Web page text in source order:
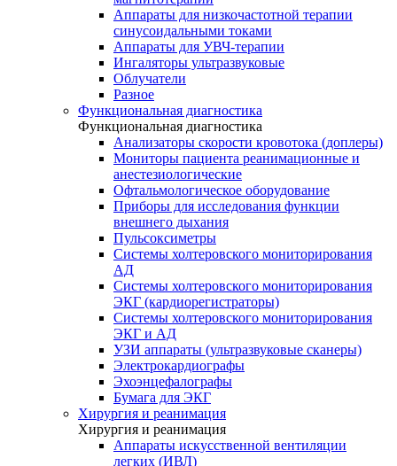
Аппараты для низкочастотной терапии
синусоидальными токами
Аппараты для УВЧ-терапии
Ингаляторы ультразвуковые
Облучатели
Разное
Функциональная диагностика
Функциональная диагностика
Анализаторы скорости кровотока (доплеры)
Мониторы пациента реанимационные и
анестезиологические
Офтальмологическое оборудование
Приборы для исследования функции
внешнего дыхания
Пульсоксиметры
Системы холтеровского мониторирования
АД
Системы холтеровского мониторирования
ЭКГ (кардиорегистраторы)
Системы холтеровского мониторирования
ЭКГ и АД
УЗИ аппараты (ультразвуковые сканеры)
Электрокардиографы
Эхоэнцефалографы
Бумага для ЭКГ
Хирургия и реанимация
Хирургия и реанимация
Аппараты искусственной вентиляции
легких (ИВЛ)